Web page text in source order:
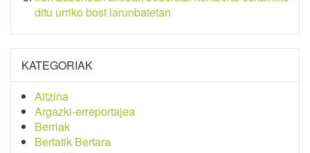
ditu urriko bost larunbatetan
KATEGORIAK
Aitzina
Argazki-erreportajea
Berriak
Bertatik Bertara